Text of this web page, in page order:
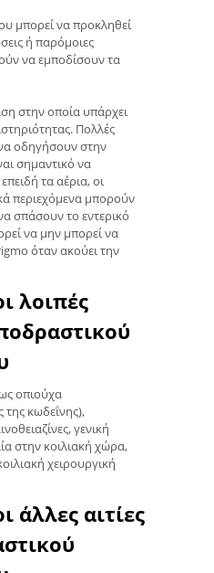
μπορεί να προκληθεί
ή παρόμοιες
να εμποδίσουν τα
στην οποία υπάρχει
Πολλές
οδηγήσουν στην
σημαντικό να
τα αέρια, οι
περιεχόμενα μπορούν
σπάσουν το εντερικό
να μην μπορεί να
όταν ακούει την
λοιπές
οπιούχα
κωδεΐνης),
γενική
στην κοιλιακή χώρα,
χειρουργική
άλλες αιτίες